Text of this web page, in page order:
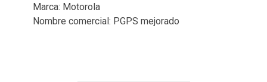
Marca: Motorola
Nombre comercial: PGPS mejorado